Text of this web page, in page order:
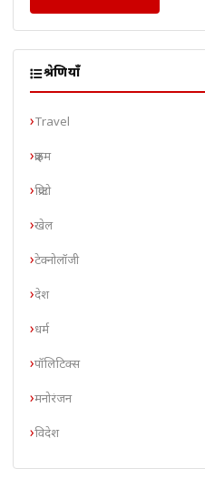
श्रेणियाँ
Travel
क्राइम
क्रिप्टो
खेल
टेक्नोलॉजी
देश
धर्म
पॉलिटिक्स
मनोरंजन
विदेश